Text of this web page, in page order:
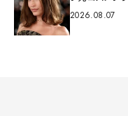
2026.08.07